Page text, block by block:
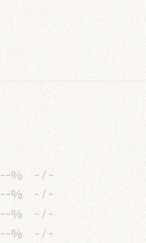
--% - / -
--% - / -
--% - / -
--% - / -